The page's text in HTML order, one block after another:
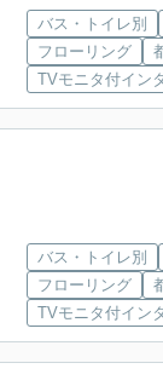
バス・トイレ別
フローリング
TVモニタ付イン
バス・トイレ別
フローリング
TVモニタ付イン